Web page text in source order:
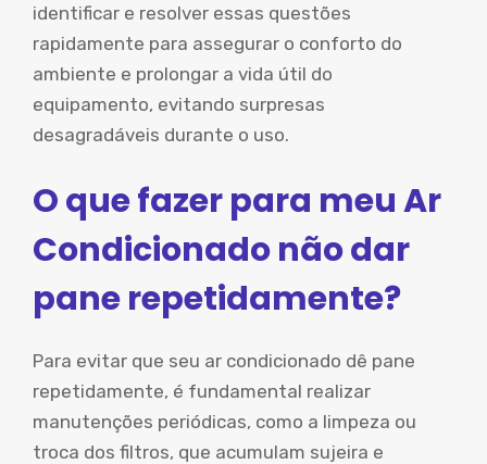
identificar e resolver essas questões
rapidamente para assegurar o conforto do
ambiente e prolongar a vida útil do
equipamento, evitando surpresas
desagradáveis durante o uso.
O que fazer para meu Ar
Condicionado não dar
pane repetidamente?
Para evitar que seu ar condicionado dê pane
repetidamente, é fundamental realizar
manutenções periódicas, como a limpeza ou
troca dos filtros, que acumulam sujeira e